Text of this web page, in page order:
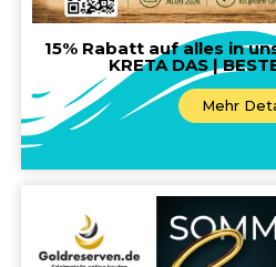
15% Rabatt auf alles in
KRETA DAS |
Mehr